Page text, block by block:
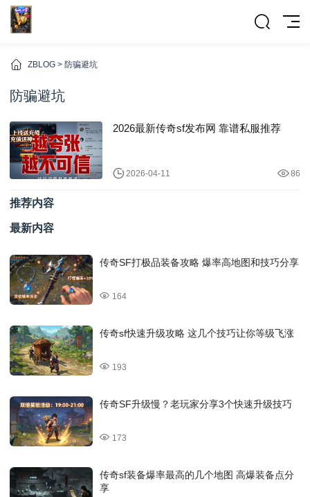
ZBLOG > 防骗避坑
防骗避坑
2026最新传奇sf发布网 靠谱私服推荐
2026-04-11 86
推荐内容
最新内容
传奇SF打极品装备攻略 爆率高地图和技巧分享
164
传奇sf快速升级攻略 这几个技巧让你等级飞涨
193
传奇SF升级慢？老玩家分享3个快速升级技巧
173
传奇sf装备爆率最高的几个地图 高爆装备点分
享